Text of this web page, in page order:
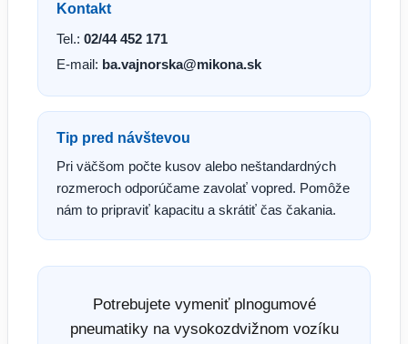
Kontakt
Tel.: 02/44 452 171
E-mail: ba.vajnorska@mikona.sk
Tip pred návštevou
Pri väčšom počte kusov alebo neštandardných
rozmeroch odporúčame zavolať vopred. Pomôže
nám to pripraviť kapacitu a skrátiť čas čakania.
Potrebujete vymeniť plnogumové
pneumatiky na vysokozdvižnom vozíku